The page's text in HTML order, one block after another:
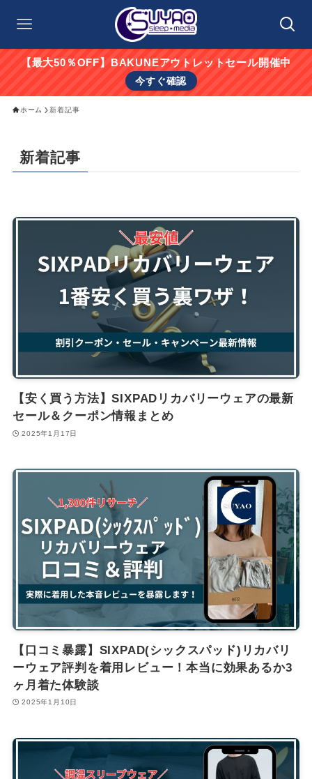
【最大50％OFF】BAKUNEアウトレットセール開催中
今すぐ確認
ホーム 新着記事
新着記事
【安く買う方法】SIXPADリカバリーウェアの最新
セール＆クーポン情報まとめ
2025年1月17日
【口コミ暴露】SIXPAD(シックスパッド)リカバリ
ーウェア評判を着用レビュー！本当に効果あるか3
ヶ月着た体験談
2025年1月10日